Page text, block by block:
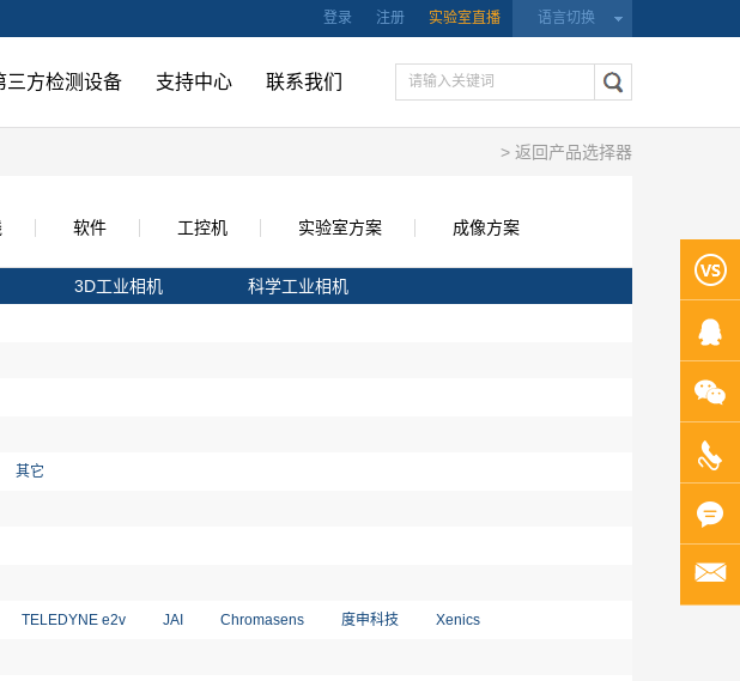
语言切换
登录 注册 实验室直播
三方检测设备 支持中心 联系我们
> 返回产品选择器
软件 工控机 实验室方案 成像方案
3D工业相机 科学工业相机
其它
TELEDYNE e2v JAI Chromasens 度申科技 Xenics